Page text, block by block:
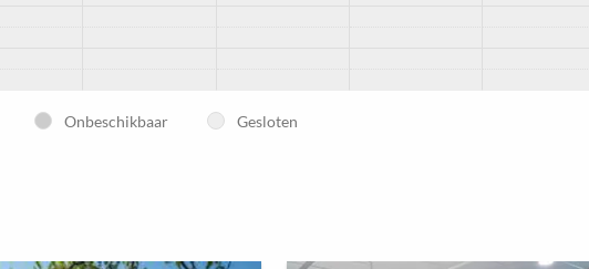
Onbeschikbaar Gesloten